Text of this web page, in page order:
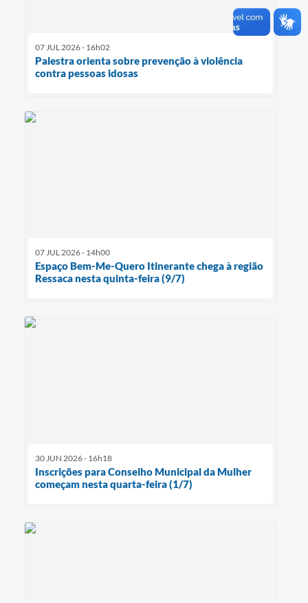
07 JUL 2026 - 16h02
Palestra orienta sobre prevenção à violência
contra pessoas idosas
07 JUL 2026 - 14h00
Espaço Bem-Me-Quero Itinerante chega à região
Ressaca nesta quinta-feira (9/7)
30 JUN 2026 - 16h18
Inscrições para Conselho Municipal da Mulher
começam nesta quarta-feira (1/7)